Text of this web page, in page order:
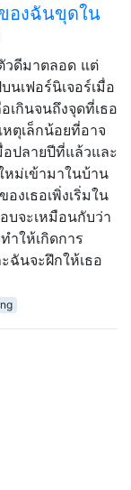
องฉันขุดใน
วดีมาตลอด แต่
เฟอร์นิเจอร์เมื่อ
เกินจนถึงจุดที่เธอ
หตุเล็กน้อยที่อาจ
อปลายปีที่แล้วและ
หม่เข้ามาในบ้าน
งเธอเพิ่งเริ่มใน
บจะเหมือนกับว่า
ำให้เกิดการ
ฉันจะฝึกให้เธอ